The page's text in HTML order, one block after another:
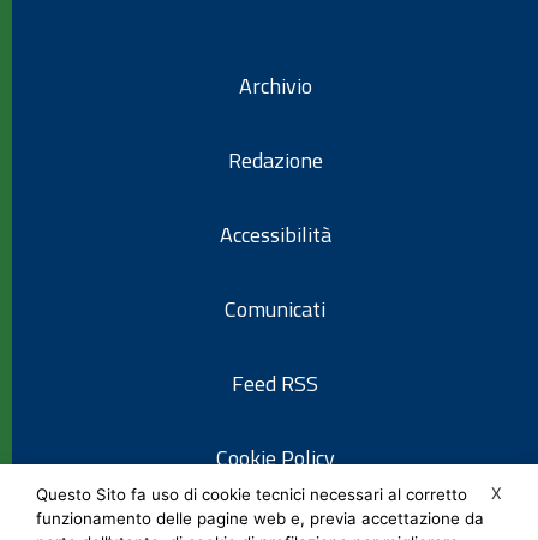
Archivio
Redazione
Accessibilità
Comunicati
Feed RSS
Cookie Policy
Informativa privacy
X
Questo Sito fa uso di cookie tecnici necessari al corretto
funzionamento delle pagine web e, previa accettazione da